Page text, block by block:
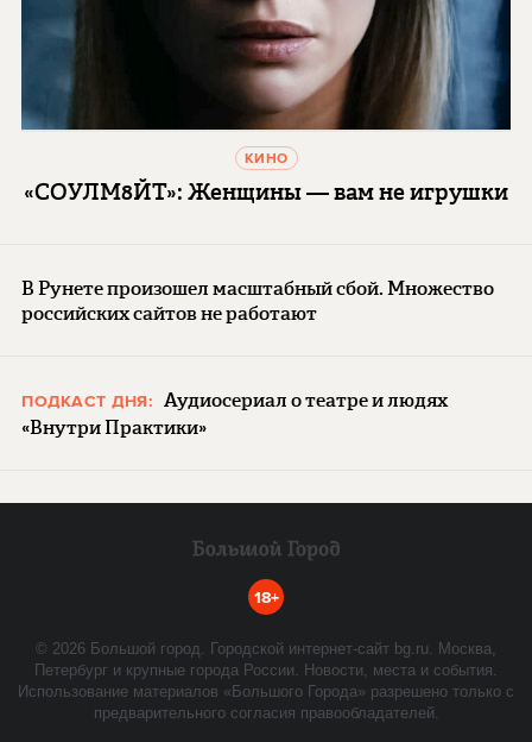
КИНО
«СОУЛМ8ЙТ»: Женщины — вам не игрушки
В Рунете произошел масштабный сбой. Множество
российских сайтов не работают
ПОДКАСТ ДНЯ: Аудиосериал о театре и людях
«Внутри Практики»
18+
© 2026 Большой город. Городской интернет-сайт bg.ru. Москва,
Петербург и крупные города России. Новости, места и события.
Использование материалов «Большого Города» разрешено только с
предварительного согласия правообладателей.